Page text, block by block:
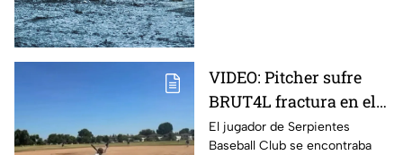
VIDEO: Pitcher sufre
BRUT4L fractura en el
brazo mientras lanzaba
El jugador de Serpientes
Baseball Club se encontraba